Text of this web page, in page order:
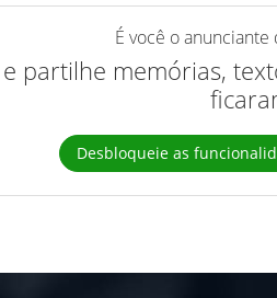
É você o anunciante
partilhe memórias,
Desbloqueie as